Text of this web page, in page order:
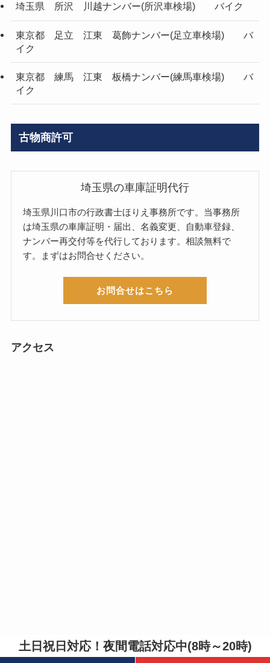
埼玉県 所沢 川越ナンバー(所沢車検場) バイク
東京都 足立 江東 葛飾ナンバー(足立車検場) バ
イク
東京都 練馬 江東 板橋ナンバー(練馬車検場) バ
イク
古物商許可
埼玉県の車庫証明代行
埼玉県川口市の行政書士ほりえ事務所です。当事務所
は埼玉県の車庫証明・届出、名義変更、自動車登録、
ナンバー再交付等を代行しております。相談無料で
す。まずはお問合せください。
お問合せはこちら
アクセス
土日祝日対応！夜間電話対応中(8時～20時)